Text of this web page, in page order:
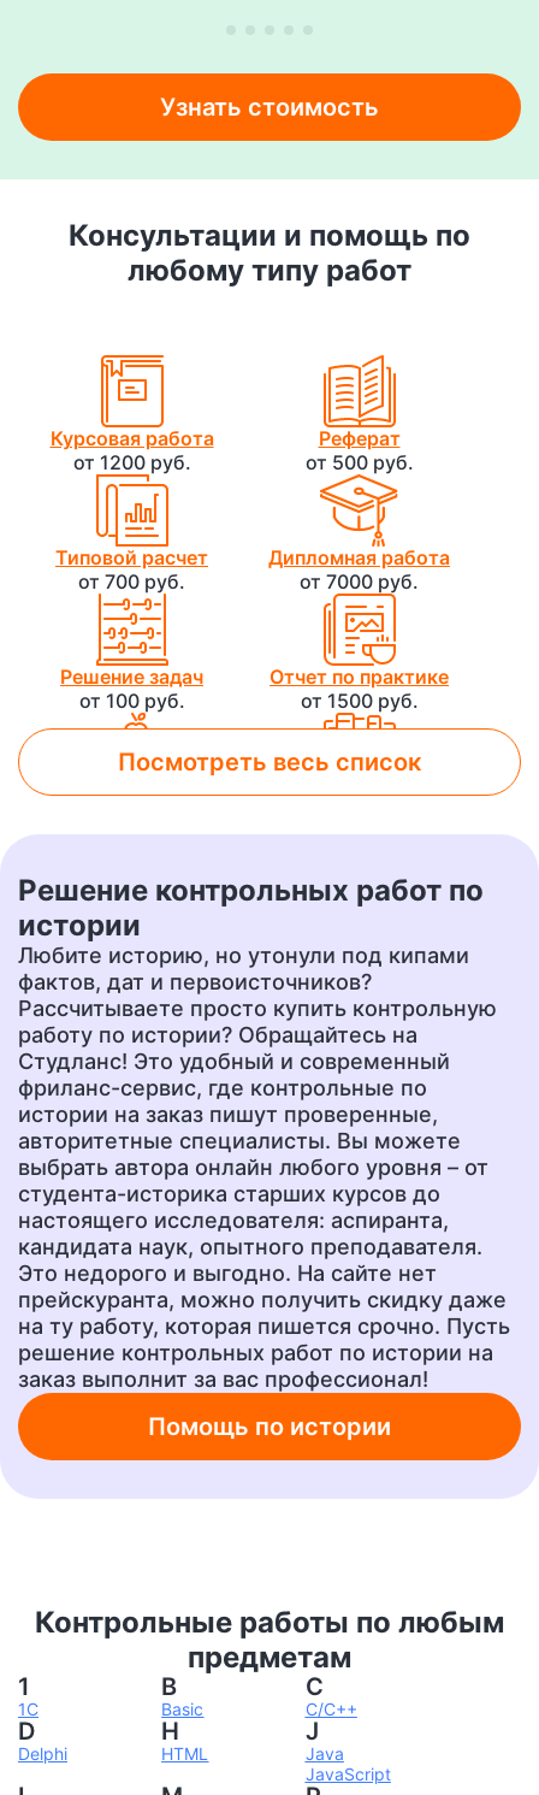
Узнать стоимость
Консультации и помощь по
любому типу работ
Курсовая работа
от 1200 руб.
Реферат
от 500 руб.
Типовой расчет
от 700 руб.
Дипломная работа
от 7000 руб.
Решение задач
от 100 руб.
Отчет по практике
от 1500 руб.
Лабораторная работа
Контрольная работа
Чертеж
от 700 руб.
Презентация
от 500 руб.
Перевод
от 400 руб.
Эссе
от 400 руб.
Сочинение
от 400 руб.
Ответы на тесты
от 400 руб.
Рецензия
от 700 руб.
Шпаргалки
от 300 руб.
Бизнес-план
от 1500 руб.
Посмотреть весь список
Решение контрольных работ по
истории
Любите историю, но утонули под кипами
фактов, дат и первоисточников?
Рассчитываете просто купить контрольную
работу по истории? Обращайтесь на
Студланс! Это удобный и современный
фриланс-сервис, где контрольные по
истории на заказ пишут проверенные,
авторитетные специалисты. Вы можете
выбрать автора онлайн любого уровня – от
студента-историка старших курсов до
настоящего исследователя: аспиранта,
кандидата наук, опытного преподавателя.
Это недорого и выгодно. На сайте нет
прейскуранта, можно получить скидку даже
на ту работу, которая пишется срочно. Пусть
решение контрольных работ по истории на
заказ выполнит за вас профессионал!
Помощь по истории
Контрольные работы по любым
предметам
1
1C
B
Basic
C
C/C++
D
Delphi
H
HTML
J
Java
JavaScript